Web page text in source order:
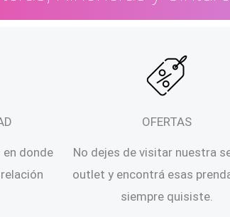
donde
OFERTAS
No dejes de visitar nuestra
outlet y encontrá esas
siempre quisiste.